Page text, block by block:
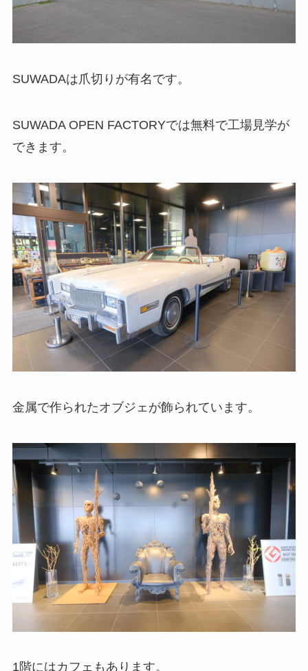
SUWADAは爪切りが有名です。
SUWADA OPEN FACTORYでは無料で工場見学が
できます。
金属で作られたオブジェが飾られています。
1階にはカフェもあります。